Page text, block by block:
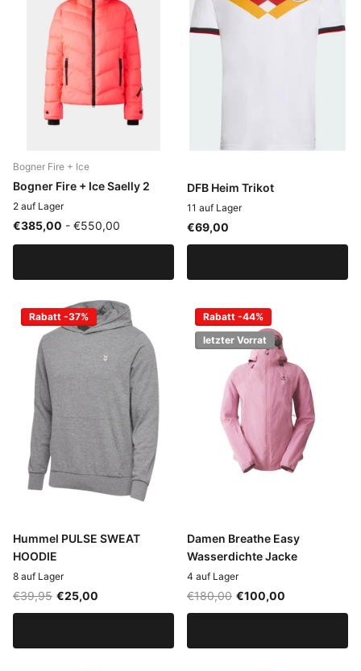
Bogner Fire + Ice
Bogner Fire + Ice Saelly 2
2 auf Lager
€385,00 - €550,00
DFB Heim Trikot
11 auf Lager
€69,00
Rabatt -37%
Hummel PULSE SWEAT
HOODIE
8 auf Lager
€39,95 €25,00
Rabatt -44%
letzter Vorrat
Damen Breathe Easy
Wasserdichte Jacke
4 auf Lager
€180,00 €100,00